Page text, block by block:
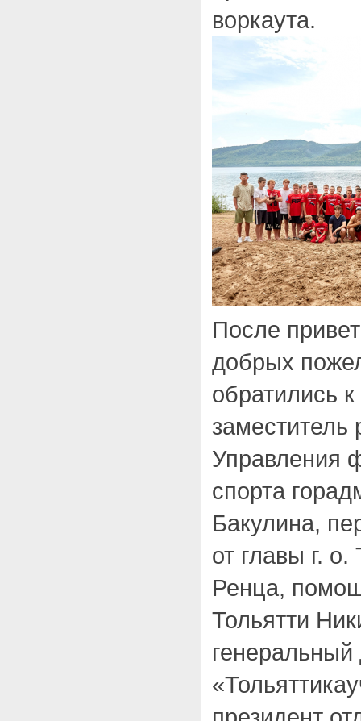
воркаута.
После
добрых
обратились
заместитель
Управления
спорта
Бакулина,
от главы г.
Ренца,
Тольятти